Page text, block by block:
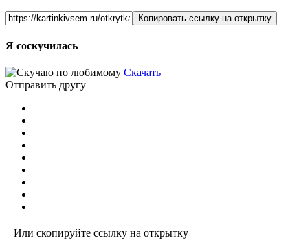
Копировать ссылку на открытку
Я соскучилась
Скачать
Отправить другу
Или скопируйте ссылку на открытку